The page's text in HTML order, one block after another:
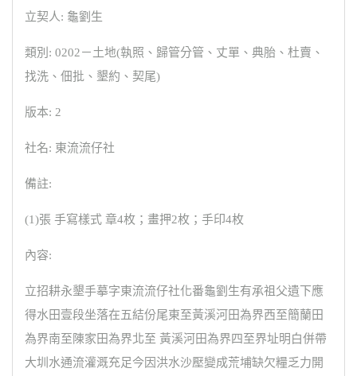
立契人: 龜劉生
類別: 0202－土地(執照、歸管分管、丈單、典胎、杜賣、
找洗、佃批、墾約、契尾)
版本: 2
社名: 東流流仔社
備註:
(1)張 手寫樣式 章4枚；畫押2枚；手印4枚
內容:
立招耕永墾手摹字東流流仔社化番龜劉生有承祖父遺下應
得水田壹段坐落在五結份尾東至黃溪河田為界西至簡蘭田
為界南至陳家田為界北至 黃溪河田為界四至界址明白併帶
大圳水通流灌溉充足今因洪水沙壓變成荒埔缺欠糧乏力開